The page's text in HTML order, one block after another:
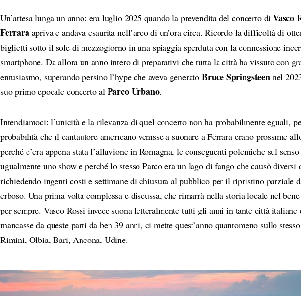
Un’attesa lunga un anno: era luglio 2025 quando la prevendita del concerto di Vasco
Ferrara apriva e andava esaurita nell’arco di un’ora circa. Ricordo la difficoltà di
biglietti sotto il sole di mezzogiorno in una spiaggia sperduta con la connessione
smartphone. Da allora un anno intero di preparativi che tutta la città ha vissuto con
entusiasmo, superando persino l’hype che aveva generato Bruce Springsteennel
suo primo epocale concerto al Parco Urbano.
Intendiamoci: l’unicità e la rilevanza di quel concerto non ha probabilmente eguali,
probabilità che il cantautore americano venisse a suonare a Ferrara erano prossime
perché c’era appena stata l’alluvione in Romagna, le conseguenti polemiche sul
ugualmente uno show e perché lo stesso Parco era un lago di fango che causò diversi
richiedendo ingenti costi e settimane di chiusura al pubblico per il ripristino parziale
erboso. Una prima volta complessa e discussa, che rimarrà nella storia locale nel
per sempre. Vasco Rossi invece suona letteralmente tutti gli anni in tante città italiane
mancasse da queste parti da ben 39 anni, ci mette quest’anno quantomeno sullo
Rimini, Olbia, Bari, Ancona, Udine.